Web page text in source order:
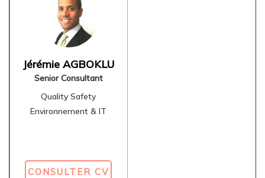
Jérémie AGBOKLU
Senior Consultant
Quality Safety
Environnement & IT
CONSULTER CV